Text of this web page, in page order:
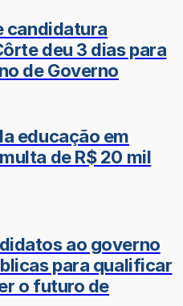
candidatura
deu 3 dias para
de Governo
educação em
de R$ 20 mil
ao governo
para qualificar
o futuro de